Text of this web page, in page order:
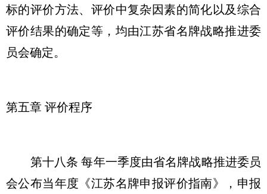
标的评价方法、评价中复杂因素的简化以及综合
评价结果的确定等，均由江苏省名牌战略推进委
员会确定。
第五章 评价程序
第十八条 每年一季度由省名牌战略推进委员
会公布当年度《江苏名牌申报评价指南》，申报